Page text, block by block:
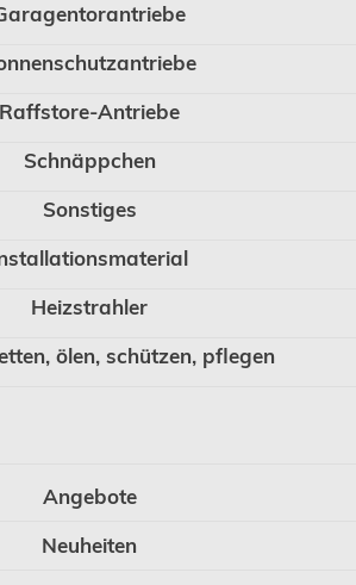
Raffstore-Antriebe
Schnäppchen
Sonstiges
Heizstrahler
ölen, schützen, pflegen
Angebote
Neuheiten